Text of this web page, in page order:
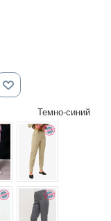
Темно-синий